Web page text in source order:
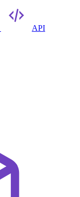
API